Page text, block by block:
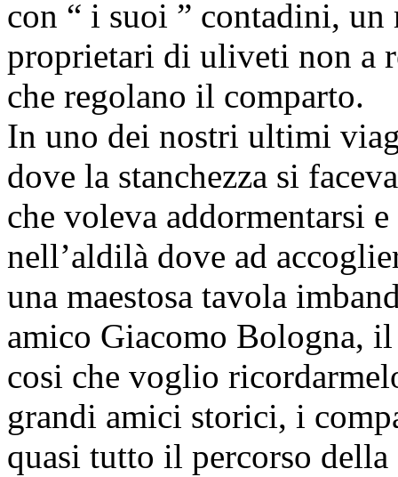
con “ i suoi ” contadini,
proprietari di uliveti non a
che regolano il comparto.
In uno dei nostri ultimi
dove la stanchezza si
che voleva addormentarsi
nell’aldilà dove ad
una maestosa tavola
amico Giacomo Bologna,
cosi che voglio
grandi amici storici, i
quasi tutto il percorso della